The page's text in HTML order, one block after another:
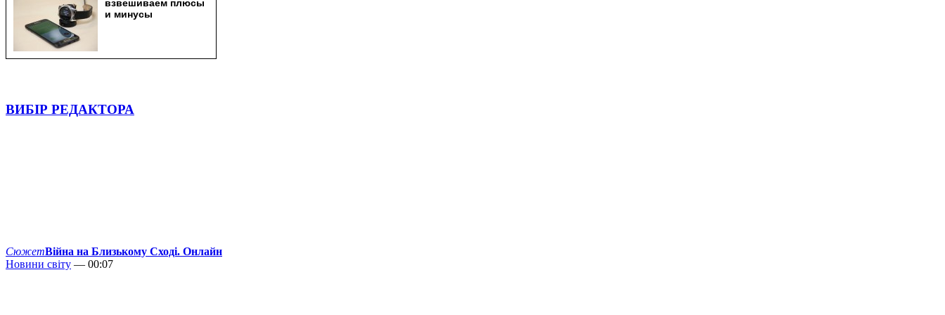
ВИБІР РЕДАКТОРА
СюжетВійна на Близькому Сході. Онлайн
Новини світу — 00:07